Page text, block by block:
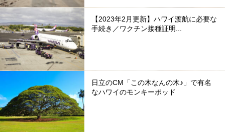
【2023年2月更新】ハワイ渡航に必要な
手続き／ワクチン接種証明...
日立のCM「この木なんの木♪」で有名
なハワイのモンキーポッド